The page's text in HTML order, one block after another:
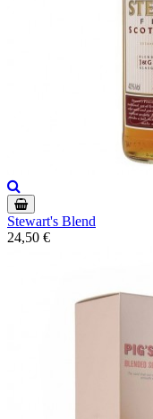
Stewart's Blend
24,50 €